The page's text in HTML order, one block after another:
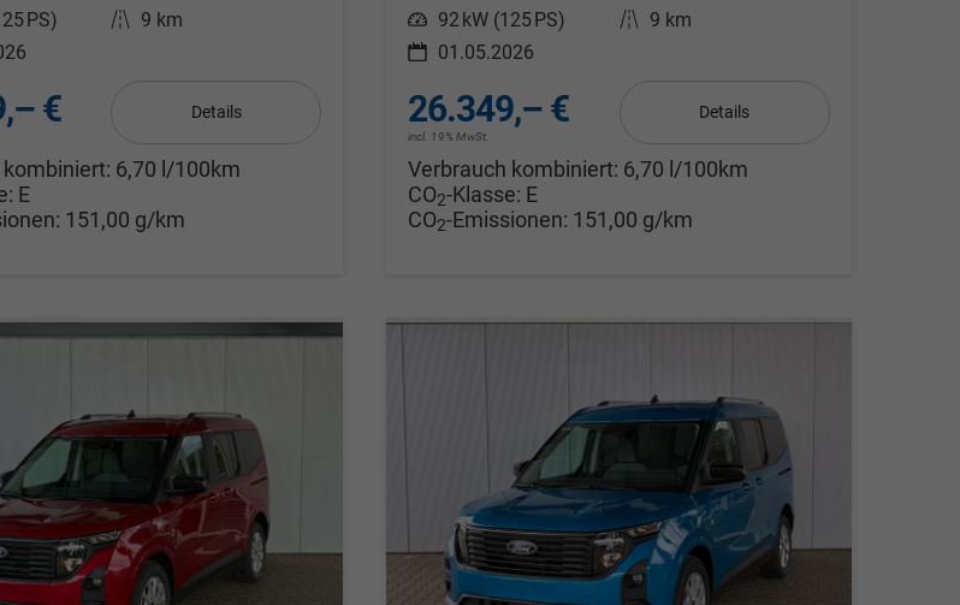
PS) Kilometerstand 9 km
€ Details
6,70 l/100km
E
151,00 g/km
Leistung 92 kW (125 PS) Kilometerstand 9 km
01.05.2026
26.349,– €
incl. 19% MwSt.
Details
Verbrauch kombiniert: 6,70 l/100km
CO2-Klasse: E
CO2-Emissionen: 151,00 g/km